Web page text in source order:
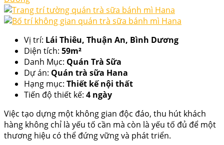
Vị trí: Lái Thiêu, Thuận An, Bình Dương
Diện tích: 59m²
Danh Mục: Quán Trà Sữa
Dự án: Quán trà sữa Hana
Hạng mục: Thiết kế nội thất
Tiến độ thiết kế: 4 ngày
Việc tạo dựng một không gian độc đáo, thu hút khách
hàng không chỉ là yếu tố cần mà còn là yếu tố đủ để một
thương hiệu có thể đứng vững và phát triển.